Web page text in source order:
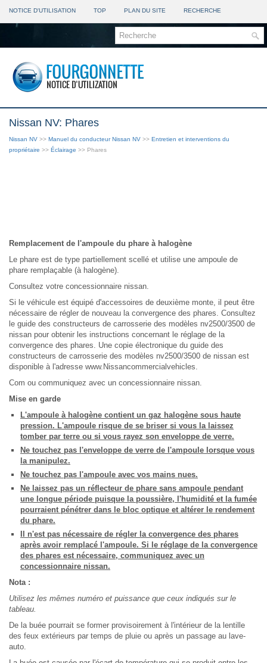
NOTICE D'UTILISATION TOP PLAN DU SITE RECHERCHE
Nissan NV: Phares
Nissan NV >> Manuel du conducteur Nissan NV >> Entretien et interventions du
propriétaire >> Éclairage >> Phares
Remplacement de l'ampoule du phare à halogène
Le phare est de type partiellement scellé et utilise une ampoule de
phare remplaçable (à halogène).
Consultez votre concessionnaire nissan.
Si le véhicule est équipé d'accessoires de deuxième monte, il peut être
nécessaire de régler de nouveau la convergence des phares. Consultez
le guide des constructeurs de carrosserie des modèles nv2500/3500 de
nissan pour obtenir les instructions concernant le réglage de la
convergence des phares. Une copie électronique du guide des
constructeurs de carrosserie des modèles nv2500/3500 de nissan est
disponible à l'adresse www.Nissancommercialvehicles.
Com ou communiquez avec un concessionnaire nissan.
Mise en garde
L'ampoule à halogène contient un gaz halogène sous haute
pression. L'ampoule risque de se briser si vous la laissez
tomber par terre ou si vous rayez son enveloppe de verre.
Ne touchez pas l'enveloppe de verre de l'ampoule lorsque vous
la manipulez.
Ne touchez pas l'ampoule avec vos mains nues.
Ne laissez pas un réflecteur de phare sans ampoule pendant
une longue période puisque la poussière, l'humidité et la fumée
pourraient pénétrer dans le bloc optique et altérer le rendement
du phare.
Il n'est pas nécessaire de régler la convergence des phares
après avoir remplacé l'ampoule. Si le réglage de la convergence
des phares est nécessaire, communiquez avec un
concessionnaire nissan.
Nota :
Utilisez les mêmes numéro et puissance que ceux indiqués sur le
tableau.
De la buée pourrait se former provisoirement à l'intérieur de la lentille
des feux extérieurs par temps de pluie ou après un passage au lave-
auto.